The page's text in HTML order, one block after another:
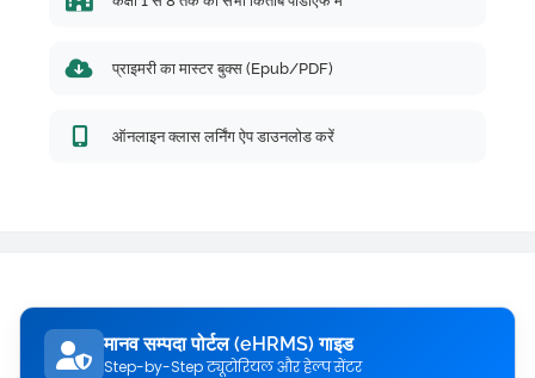
प्राइमरी का मास्टर बुक्स (Epub/PDF)
ऑनलाइन क्लास लर्निंग ऐप डाउनलोड करें
मानव सम्पदा पोर्टल (eHRMS) गाइड
Step-by-Step ट्यूटोरियल और हेल्प सेंटर